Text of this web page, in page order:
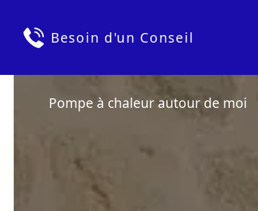
Besoin d'un Conseil
Pompe à chaleur autour de moi